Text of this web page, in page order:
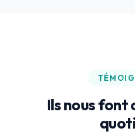
Ils nous font